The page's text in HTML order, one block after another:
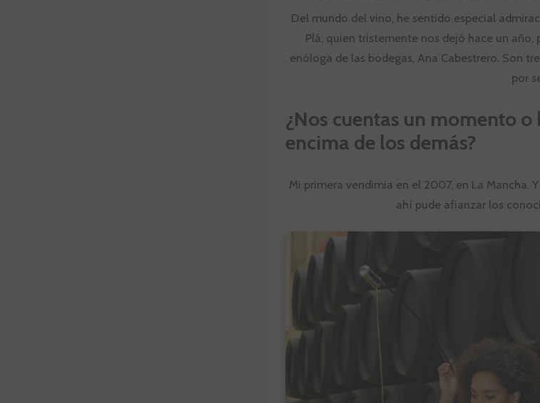
Del mundo del vino, he sentido especial
Plá, quien tristemente nos dejó hace un
enóloga de las bodegas, Ana Cabestrero. Son
por
¿Nos cuentas un momento
encima de los demás?
Mi primera vendimia en el 2007, en La Mancha.
ahí pude afianzar los